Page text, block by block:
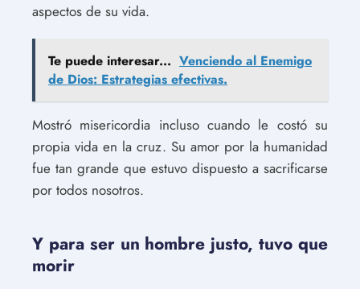
aspectos de su vida.
Te puede interesar... Venciendo al Enemigo
de Dios: Estrategias efectivas.
Mostró misericordia incluso cuando le costó su
propia vida en la cruz. Su amor por la humanidad
fue tan grande que estuvo dispuesto a sacrificarse
por todos nosotros.
Y para ser un hombre justo, tuvo que
morir